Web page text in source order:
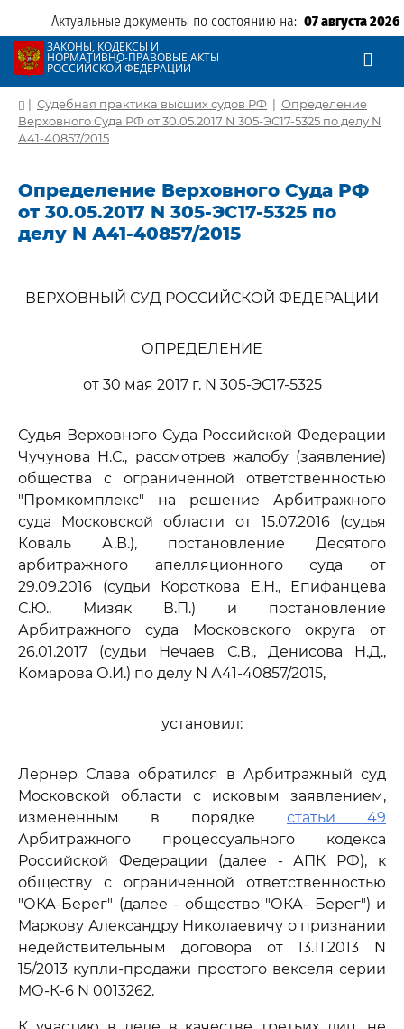
Актуальные документы по состоянию на: 07 августа 2026
ЗАКОНЫ, КОДЕКСЫ И
НОРМАТИВНО-ПРАВОВЫЕ АКТЫ
РОССИЙСКОЙ ФЕДЕРАЦИИ
| Судебная практика высших судов РФ | Определение
Верховного Суда РФ от 30.05.2017 N 305-ЭС17-5325 по делу N
А41-40857/2015
Определение Верховного Суда РФ
от 30.05.2017 N 305-ЭС17-5325 по
делу N А41-40857/2015
ВЕРХОВНЫЙ СУД РОССИЙСКОЙ ФЕДЕРАЦИИ
ОПРЕДЕЛЕНИЕ
от 30 мая 2017 г. N 305-ЭС17-5325
Судья Верховного Суда Российской Федерации
Чучунова Н.С., рассмотрев жалобу (заявление)
общества с ограниченной ответственностью
"Промкомплекс" на решение Арбитражного
суда Московской области от 15.07.2016 (судья
Коваль А.В.), постановление Десятого
арбитражного апелляционного суда от
29.09.2016 (судьи Короткова Е.Н., Епифанцева
С.Ю., Мизяк В.П.) и постановление
Арбитражного суда Московского округа от
26.01.2017 (судьи Нечаев С.В., Денисова Н.Д.,
Комарова О.И.) по делу N А41-40857/2015,
установил:
Лернер Слава обратился в Арбитражный суд
Московской области с исковым заявлением,
измененным в порядке статьи 49
Арбитражного процессуального кодекса
Российской Федерации (далее - АПК РФ), к
обществу с ограниченной ответственностью
"ОКА-Берег" (далее - общество "ОКА- Берег") и
Маркову Александру Николаевичу о признании
недействительным договора от 13.11.2013 N
15/2013 купли-продажи простого векселя серии
МО-К-6 N 0013262.